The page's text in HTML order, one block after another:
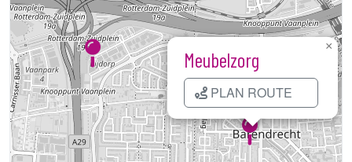
Kaart laden...
Meubelzorg
PLAN ROUTE
×